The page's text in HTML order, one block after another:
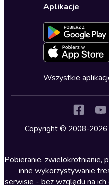
Dla młodzieży
Kryminały
Lektury szkolne
Literatura anglojęzyczna
Literatura faktu
Ustawienia
Formularz
Deklaracja
Oferta dla firm i
Dołącz do
Blog
Zapowiedzi
Cykle audiobooków
Aplikacje
Wszystkie
Copyright © 2008-2026
Pobieranie, zwielokrotnianie,
inne wykorzystywanie
serwisie - bez względu na